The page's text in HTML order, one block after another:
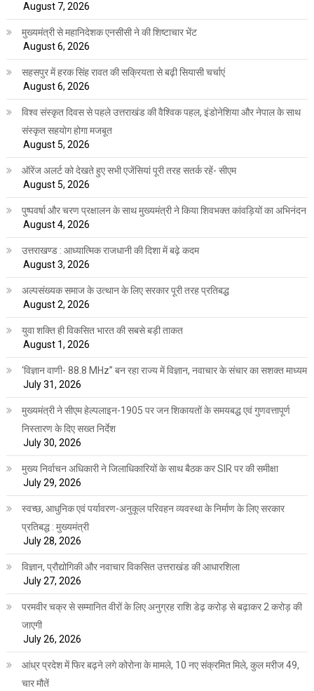
August 7, 2026
मुख्यमंत्री से महानिदेशक एनसीसी ने की शिष्टाचार भेंट
August 6, 2026
सहसपुर में हरक सिंह रावत की सक्रियता से बढ़ी सियासी चर्चाएं
August 6, 2026
विश्व संस्कृत दिवस से पहले उत्तराखंड की वैश्विक पहल, इंडोनेशिया और नेपाल के साथ
संस्कृत सहयोग होगा मजबूत
August 5, 2026
ऑरेंज अलर्ट को देखते हुए सभी एजेंसियां पूरी तरह सतर्क रहें- सीएम
August 5, 2026
पुष्पवर्षा और चरण प्रक्षालन के साथ मुख्यमंत्री ने किया शिवभक्त कांवड़ियों का अभिनंदन
August 4, 2026
उत्तराखण्ड : आध्यात्मिक राजधानी की दिशा में बढ़े कदम
August 3, 2026
अल्पसंख्यक समाज के उत्थान के लिए सरकार पूरी तरह प्रतिबद्ध
August 2, 2026
युवा शक्ति ही विकसित भारत की सबसे बड़ी ताकत
August 1, 2026
‘विज्ञान वाणी- 88.8 MHz” बन रहा राज्य में विज्ञान, नवाचार के संचार का सशक्त माध्यम
July 31, 2026
मुख्यमंत्री ने सीएम हेल्पलाइन-1905 पर जन शिकायतों के समयबद्ध एवं गुणवत्तापूर्ण
निस्तारण के दिए सख्त निर्देश
July 30, 2026
मुख्य निर्वाचन अधिकारी ने जिलाधिकारियों के साथ बैठक कर SIR पर की समीक्षा
July 29, 2026
स्वच्छ, आधुनिक एवं पर्यावरण-अनुकूल परिवहन व्यवस्था के निर्माण के लिए सरकार
प्रतिबद्ध : मुख्यमंत्री
July 28, 2026
विज्ञान, प्रौद्योगिकी और नवाचार विकसित उत्तराखंड की आधारशिला
July 27, 2026
परमवीर चक्र से सम्मानित वीरों के लिए अनुग्रह राशि डेढ़ करोड़ से बढ़ाकर 2 करोड़ की
जाएगी
July 26, 2026
आंध्र प्रदेश में फिर बढ़ने लगे कोरोना के मामले, 10 नए संक्रमित मिले, कुल मरीज 49,
चार मौतें